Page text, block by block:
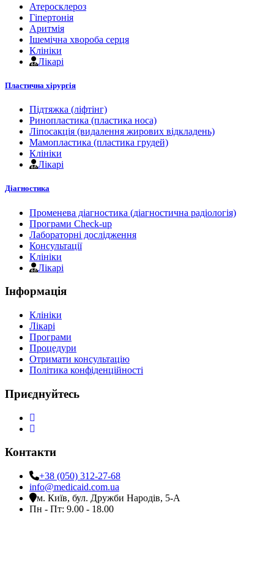
Атеросклероз
Гіпертонія
Аритмія
Ішемічна хвороба серця
Клініки
Лікарі
Пластична хірургія
Підтяжка (ліфтінг)
Ринопластика (пластика носа)
Ліпосакція (видалення жирових відкладень)
Мамопластика (пластика грудей)
Клініки
Лікарі
Діагностика
Променева діагностика (діагностична радіологія)
Програми Check-up
Лабораторні дослідження
Консультації
Клініки
Лікарі
Інформація
Клініки
Лікарі
Програми
Процедури
Отримати консультацію
Політика конфіденційності
Приєднуйтесь
Контакти
+38 (050) 312-27-68
info@medicaid.com.ua
м. Київ, бул. Дружби Народів, 5-А
Пн - Пт: 9.00 - 18.00